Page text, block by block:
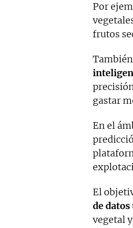
Por
frutos
gastar
En el
El
de
vegetal